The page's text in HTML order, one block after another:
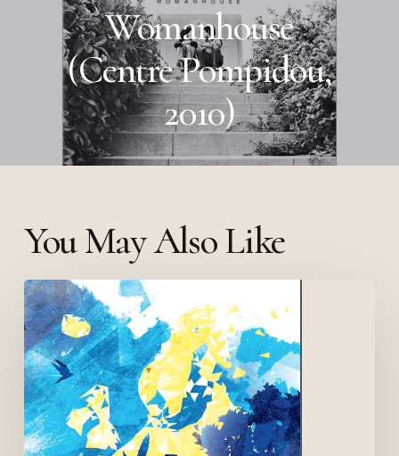
Womanhouse
(Centre Pompidou,
2010)
You May Also Like
Secession
–
Berlin
–
Conférence
30
septembre